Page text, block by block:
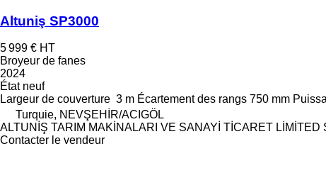
Altuniş SP3000
5 999 € HT
Broyeur de fanes
2024
Étatneuf
Largeur de couverture 3 m Écartement des rangs 750 mm
Turquie, NEVŞEHİR/ACIGÖL
ALTUNİŞ TARIM MAKİNALARI VE SANAYİ TİCARET LİMİTED
Contacter le vendeur